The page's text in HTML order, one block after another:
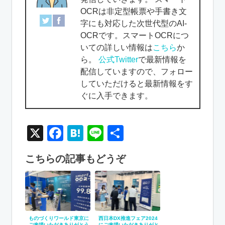
OCRは非定型帳票や手書き文
字にも対応した次世代型のAI-
OCRです。スマートOCRにつ
いての詳しい情報はこちらか
ら。 公式Twitterで最新情報を
配信していますので、フォロー
していただけると最新情報をす
ぐに入手できます。
X Facebook
Hatena
Line
有
こちらの記事もどうぞ
ものづくりワールド東京に
西日本DX推進フェア2024